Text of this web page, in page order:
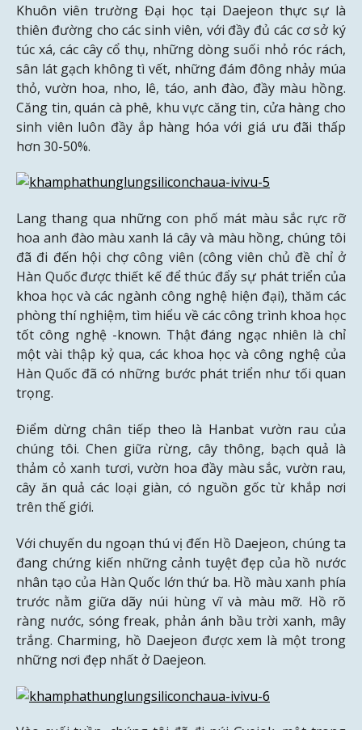
Khuôn viên trường Đại học tại Daejeon thực sự là
thiên đường cho các sinh viên, với đầy đủ các cơ sở ký
túc xá, các cây cổ thụ, những dòng suối nhỏ róc rách,
sân lát gạch không tì vết, những đám đông nhảy múa
thỏ, vườn hoa, nho, lê, táo, anh đào, đầy màu hồng.
Căng tin, quán cà phê, khu vực căng tin, cửa hàng cho
sinh viên luôn đầy ắp hàng hóa với giá ưu đãi thấp
hơn 30-50%.
Lang thang qua những con phố mát màu sắc rực rỡ
hoa anh đào màu xanh lá cây và màu hồng, chúng tôi
đã đi đến hội chợ công viên (công viên chủ đề chỉ ở
Hàn Quốc được thiết kế để thúc đẩy sự phát triển của
khoa học và các ngành công nghệ hiện đại), thăm các
phòng thí nghiệm, tìm hiểu về các công trình khoa học
tốt công nghệ -known. Thật đáng ngạc nhiên là chỉ
một vài thập kỷ qua, các khoa học và công nghệ của
Hàn Quốc đã có những bước phát triển như tối quan
trọng.
Điểm dừng chân tiếp theo là Hanbat vườn rau của
chúng tôi. Chen giữa rừng, cây thông, bạch quả là
thảm cỏ xanh tươi, vườn hoa đầy màu sắc, vườn rau,
cây ăn quả các loại giàn, có nguồn gốc từ khắp nơi
trên thế giới.
Với chuyến du ngoạn thú vị đến Hồ Daejeon, chúng ta
đang chứng kiến ​​những cảnh tuyệt đẹp của hồ nước
nhân tạo của Hàn Quốc lớn thứ ba. Hồ màu xanh phía
trước nằm giữa dãy núi hùng vĩ và màu mỡ. Hồ rõ
ràng nước, sóng freak, phản ánh bầu trời xanh, mây
trắng. Charming, hồ Daejeon được xem là một trong
những nơi đẹp nhất ở Daejeon.